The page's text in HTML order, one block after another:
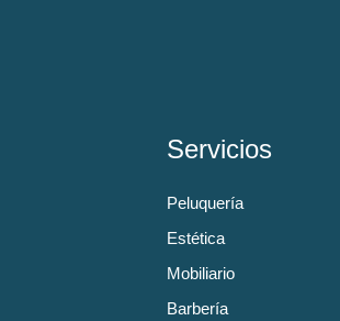
Servicios
Peluquería
Estética
Mobiliario
Barbería